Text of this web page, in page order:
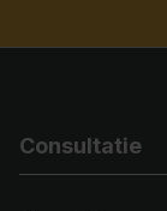
Consultatie